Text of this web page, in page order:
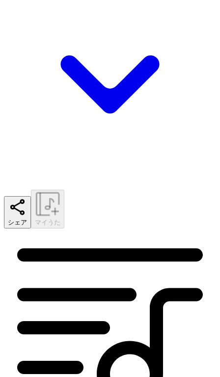
シェア マイうた